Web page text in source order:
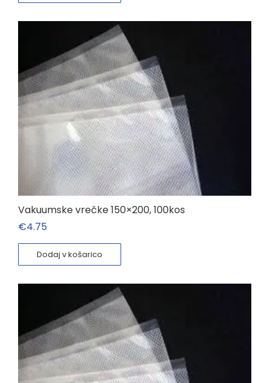
Vakuumske vrečke 150×200, 100kos
€4.75
Dodaj v košarico